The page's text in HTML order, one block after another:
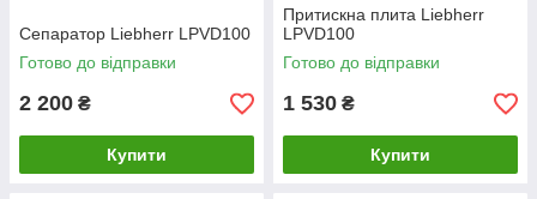
Сепаратор Liebherr LPVD100
Готово до відправки
2 200 ₴
Купити
Притискна плита Liebherr
LPVD100
Готово до відправки
1 530 ₴
Купити